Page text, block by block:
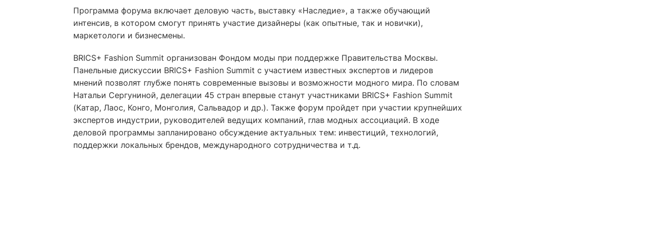
Программа форума включает деловую часть, выставку «Наследие», а также обучающий
интенсив, в котором смогут принять участие дизайнеры (как опытные, так и новички),
маркетологи и бизнесмены.
BRICS+ Fashion Summit организован Фондом моды при поддержке Правительства Москвы.
Панельные дискуссии BRICS+ Fashion Summit с участием известных экспертов и лидеров
мнений позволят глубже понять современные вызовы и возможности модного мира. По словам
Натальи Сергуниной, делегации 45 стран впервые станут участниками BRICS+ Fashion Summit
(Катар, Лаос, Конго, Монголия, Сальвадор и др.). Также форум пройдет при участии крупнейших
экспертов индустрии, руководителей ведущих компаний, глав модных ассоциаций. В ходе
деловой программы запланировано обсуждение актуальных тем: инвестиций, технологий,
поддержки локальных брендов, международного сотрудничества и т.д.